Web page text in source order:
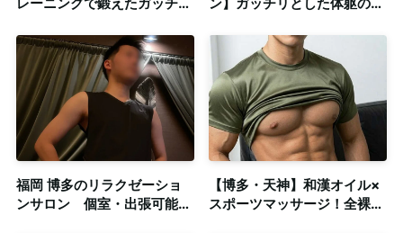
レーニングで鍛えたガッチリ
ージ◎個室完備
ン】ガッチリとした体躯の
個室完備・出張対応
福岡 博多のリラクゼーショ
ンサロン 個室・出張可能
【博多・天神】和漢オイル×
スポーツマッサージ！全裸